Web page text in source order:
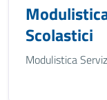
Scolastici
Modulistica